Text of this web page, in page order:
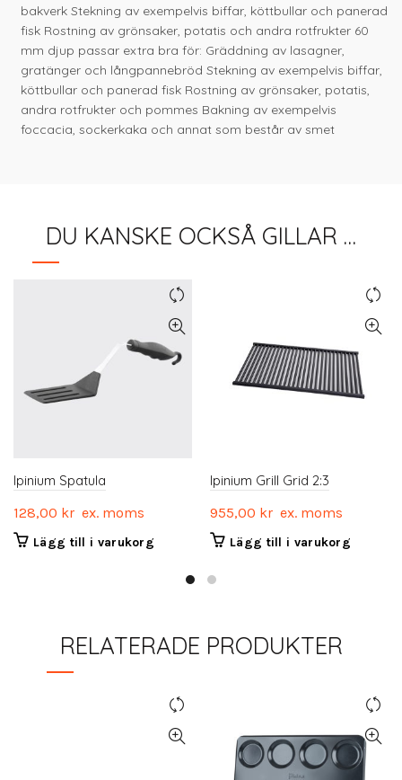
bakverk Stekning av exempelvis biffar, köttbullar och panerad
fisk Rostning av grönsaker, potatis och andra rotfrukter 60
mm djup passar extra bra för: Gräddning av lasagner,
gratänger och långpannebröd Stekning av exempelvis biffar,
köttbullar och panerad fisk Rostning av grönsaker, potatis,
andra rotfrukter och pommes Bakning av exempelvis
foccacia, sockerkaka och annat som består av smet
DU KANSKE OCKSÅ GILLAR …
Ipinium Spatula
128,00 kr ex. moms
Lägg till i varukorg
Ipinium Grill Grid 2:3
955,00 kr ex. moms
Lägg till i varukorg
RELATERADE PRODUKTER